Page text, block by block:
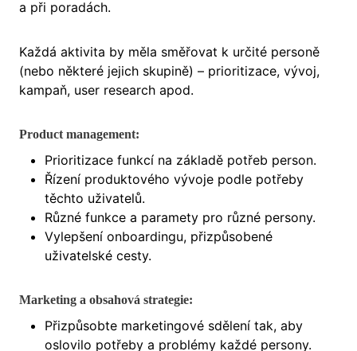
a při poradách.
Každá aktivita by měla směřovat k určité personě
(nebo některé jejich skupině) – prioritizace, vývoj,
kampaň, user research apod.
Product management:
Prioritizace funkcí na základě potřeb person.
Řízení produktového vývoje podle potřeby
těchto uživatelů.
Různé funkce a paramety pro různé persony.
Vylepšení onboardingu, přizpůsobené
uživatelské cesty.
Marketing a obsahová strategie:
Přizpůsobte marketingové sdělení tak, aby
oslovilo potřeby a problémy každé persony.